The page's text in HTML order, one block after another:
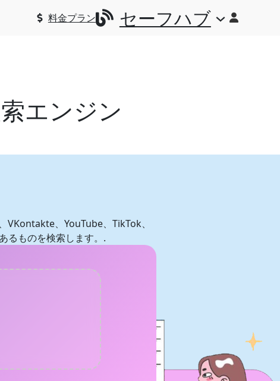
料金プラン セーフハブ
エンジン
、YouTube、TikTok、
るものを検索します。.